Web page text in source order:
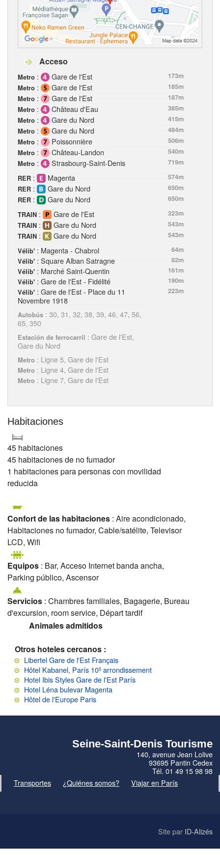
Acceso
Metro : Gare de l'Est
173m
Metro : Gare de l'Est
185m
Metro : Gare de l'Est
187m
Metro : Château d'Eau
385m
Metro : Gare du Nord
415m
Metro : Gare du Nord
484m
Metro : Poissonnière
506m
Metro : Château-Landon
540m
Metro : Strasbourg-Saint-Denis
719m
RER : Magenta
574m
RER : Gare du Nord
650m
RER : Gare du Nord
650m
TRAIN : Gare de l'Est
323m
TRAIN : Gare du Nord
543m
TRAIN : Gare du Nord
543m
Vélib' : Magenta - Chabrol
64m
Vélib' : Square Alban Satragne
82m
Vélib' : Marché Saint-Quentin
161m
Vélib' : Gare de l'Est - Fidélité
190m
Vélib' : Gare de l'Est - Place du 11
Novembre 1918
223m
Autobús : 30, 31, 32, 38, 39, 46, 47, 56,
65, 350
Estación de ferrocarril : Gare de l'Est,
Gare du Nord
Metro : Ligne 5, Gare de l'Est
Metro : Ligne 4, Gare de l'Est
Metro : Ligne 7, Gare de l'Est
Habitaciones
45 habitaciones
45 habitaciones de no fumador
1 habitaciones para personas con movilidad
reducida
Confort de las habitaciones : Aire acondicionado,
Habitaciones no fumador, Cable/satélite, Televisor
LCD, Wifi
Equipos : Bar, Acceso Internet banda ancha,
Parking público, Ascensor
Servicios : Chambres familiales, Bagagerie, Bureau
d'excursion, room service, Départ tardif
Animales admitidos
Otros hoteles cercanos :
Libertel Gare de l'Est Français
Hôtel Kabanel, París 10º arrondissement
Hotel Ibis Styles Gare de l'Est París
Hotel Léna bulevar Magenta
Hôtel de l'Europe Paris
Seine-Saint-Denis Tourisme
140, avenue Jean Lolive
93695 Pantin Cedex
Tél. 01 49 15 98 98
Transportes
¿Quiénes somos? Viajar en París
Site par ID-Alizés